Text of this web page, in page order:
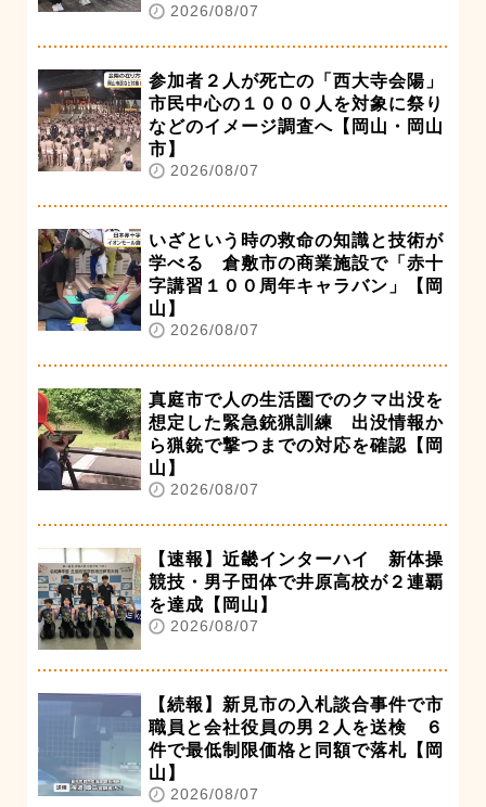
2026/08/07
参加者２人が死亡の「西大寺会陽」
市民中心の１０００人を対象に祭り
などのイメージ調査へ【岡山・岡山
市】
2026/08/07
いざという時の救命の知識と技術が
学べる 倉敷市の商業施設で「赤十
字講習１００周年キャラバン」【岡
山】
2026/08/07
真庭市で人の生活圏でのクマ出没を
想定した緊急銃猟訓練 出没情報か
ら猟銃で撃つまでの対応を確認【岡
山】
2026/08/07
【速報】近畿インターハイ 新体操
競技・男子団体で井原高校が２連覇
を達成【岡山】
2026/08/07
【続報】新見市の入札談合事件で市
職員と会社役員の男２人を送検 ６
件で最低制限価格と同額で落札【岡
山】
2026/08/07